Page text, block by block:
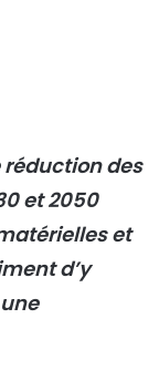
réduction des
et 2050
et
d’y